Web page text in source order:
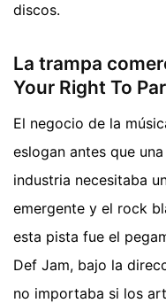
discos.
La trampa
Your Right To
El negocio de la
eslogan antes que
industria necesitaba
emergente y el rock
esta pista fue el
Def Jam, bajo la
no importaba si los